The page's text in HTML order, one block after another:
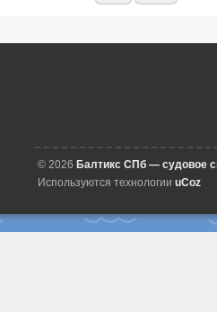
© 2026 Балтикс СПб — судовое
Используются технологии uCoz